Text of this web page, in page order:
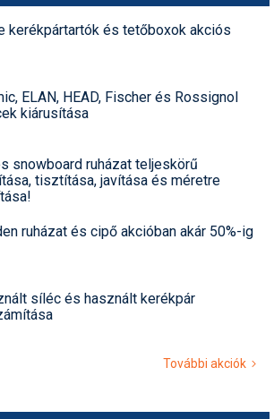
kerékpártartók és tetőboxok akciós
ELAN, HEAD, Fischer és Rossignol
kiárusítása
snowboard ruházat teljeskörű
tisztítása, javítása és méretre
ruházat és cipő akcióban akár 50%-ig
síléc és használt kerékpár
További akciók